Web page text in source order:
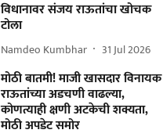
विधानावर संजय राऊतांचा खोचक
टोला
Namdeo Kumbhar 31 Jul 2026
मोठी बातमी! माजी खासदार विनायक
राऊतांच्या अडचणी वाढल्या,
कोणत्याही क्षणी अटकेची शक्यता,
मोठी अपडेट समोर